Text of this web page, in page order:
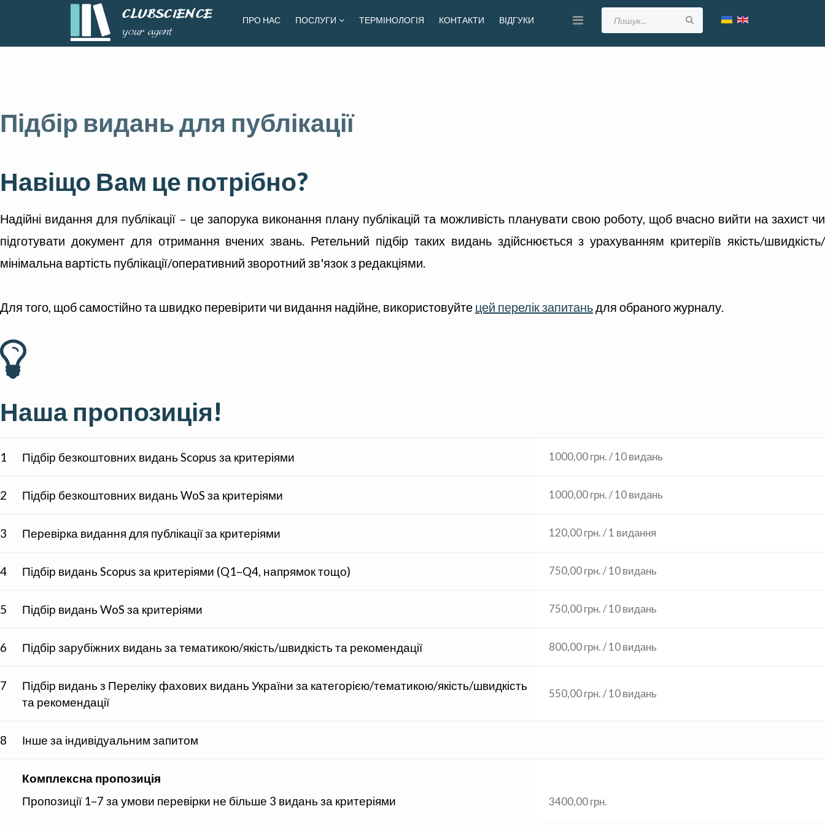
ПРО НАС ПОСЛУГИ ТЕРМІНОЛОГІЯ КОНТАКТИ ВІДГУКИ
Підбір видань для публікації
Навіщо Вам це потрібно?
Надійні видання для публікації – це запорука виконання плану публікацій та можливість планувати свою роботу, щоб вчасно вийти на захист чи
підготувати документ для отримання вчених звань. Ретельний підбір таких видань здійснюється з урахуванням критеріїв якість/швидкість/
мінімальна вартість публікації/оперативний зворотний зв'язок з редакціями.
Для того, щоб самостійно та швидко перевірити чи видання надійне, використовуйте цей перелік запитаньдля обраного журналу.
Наша пропозиція!
1 Підбір безкоштовних видань Scopus за критеріями 1000,00 грн. / 10 видань
2 Підбір безкоштовних видань WoS за критеріями 1000,00 грн. / 10 видань
3 Перевірка видання для публікації за критеріями 120,00 грн. / 1 видання
4 Підбір видань Scopus за критеріями (Q1–Q4, напрямок тощо) 750,00 грн. / 10 видань
5 Підбір видань WoS за критеріями 750,00 грн. / 10 видань
6 Підбір зарубіжних видань за тематикою/якість/швидкість та рекомендації 800,00 грн. / 10 видань
7
Підбір видань з Переліку фахових видань України за категорією/тематикою/якість/швидкість
та рекомендації
550,00 грн. / 10 видань
8 Інше за індивідуальним запитом
Комплексна пропозиція
Пропозиції 1–7 за умови перевірки не більше 3 видань за критеріями
3400,00 грн.